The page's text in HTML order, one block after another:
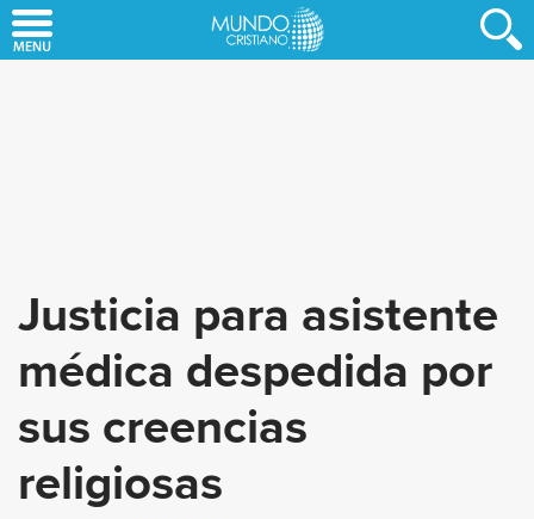
to
Justicia para asistente
médica despedida por
sus creencias
religiosas